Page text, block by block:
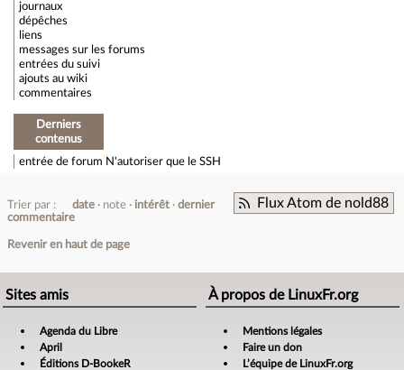
journaux
dépêches
liens
messages sur les forums
entrées du suivi
ajouts au wiki
commentaires
Derniers
contenus
entrée de forum N'autoriser que le SSH
Flux Atom de nold88
Trier par : date note intérêt
dernier
commentaire
Revenir en haut de page
Sites amis
Agenda du Libre
April
Éditions D-BookeR
À propos de LinuxFr.org
Mentions légales
Faire un don
L’équipe de LinuxFr.org